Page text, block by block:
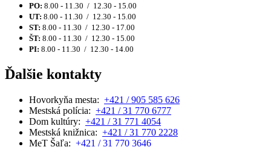
PO: 8.00 - 11.30 / 12.30 - 15.00
UT: 8.00 - 11.30 / 12.30 - 15.00
ST: 8.00 - 11.30 / 12.30 - 17.00
ŠT: 8.00 - 11.30 / 12.30 - 15.00
PI: 8.00 - 11.30 / 12.30 - 14.00
Ďalšie kontakty
Hovorkyňa mesta: +421 / 905 585 626
Mestská polícia: +421 / 31 770 6777
Dom kultúry: +421 / 31 771 4054
Mestská knižnica: +421 / 31 770 2228
MeT Šaľa: +421 / 31 770 3646